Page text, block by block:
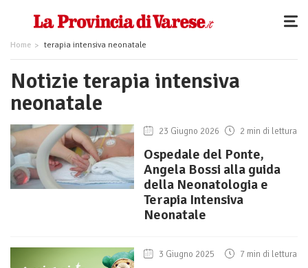
Home terapia intensiva neonatale
Notizie terapia intensiva
neonatale
23 Giugno 2026 2 min di lettura
Ospedale del Ponte,
Angela Bossi alla guida
della Neonatologia e
Terapia Intensiva
Neonatale
3 Giugno 2025 7 min di lettura